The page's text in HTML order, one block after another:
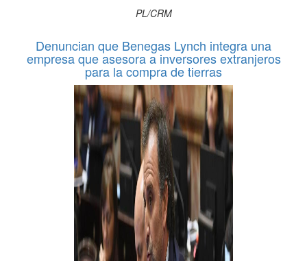
PL/CRM
Denuncian que Benegas Lynch integra una
empresa que asesora a inversores extranjeros
para la compra de tierras